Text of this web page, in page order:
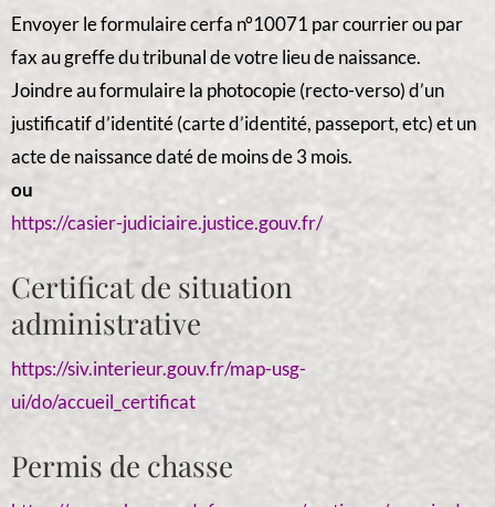
Envoyer le formulaire cerfa n°10071 par courrier ou par
fax au greffe du tribunal de votre lieu de naissance.
Joindre au formulaire la photocopie (recto-verso) d’un
justificatif d’identité (carte d’identité, passeport, etc) et un
acte de naissance daté de moins de 3 mois.
ou
https://casier-judiciaire.justice.gouv.fr/
Certificat de situation
administrative
https://siv.interieur.gouv.fr/map-usg-
ui/do/accueil_certificat
Permis de chasse